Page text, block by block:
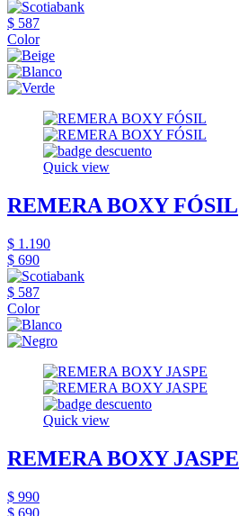
$ 587
Color
Quick view
REMERA BOXY FÓSIL
$ 1.190
$ 690
$ 587
Color
Quick view
REMERA BOXY JASPE
$ 990
$ 690